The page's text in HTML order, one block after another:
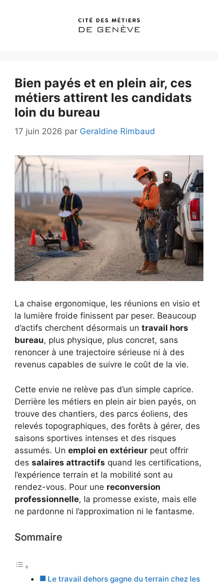
Bien payés et en plein air, ces
métiers attirent les candidats
loin du bureau
17 juin 2026 par Geraldine Rimbaud
La chaise ergonomique, les réunions en visio et
la lumière froide finissent par peser. Beaucoup
d’actifs cherchent désormais un travail hors
bureau, plus physique, plus concret, sans
renoncer à une trajectoire sérieuse ni à des
revenus capables de suivre le coût de la vie.
Cette envie ne relève pas d’un simple caprice.
Derrière les métiers en plein air bien payés, on
trouve des chantiers, des parcs éoliens, des
relevés topographiques, des forêts à gérer, des
saisons sportives intenses et des risques
assumés. Un emploi en extérieur peut offrir
des salaires attractifs quand les certifications,
l’expérience terrain et la mobilité sont au
rendez-vous. Pour une reconversion
professionnelle, la promesse existe, mais elle
ne pardonne ni l’approximation ni le fantasme.
Sommaire
Le travail dehors gagne du terrain chez les